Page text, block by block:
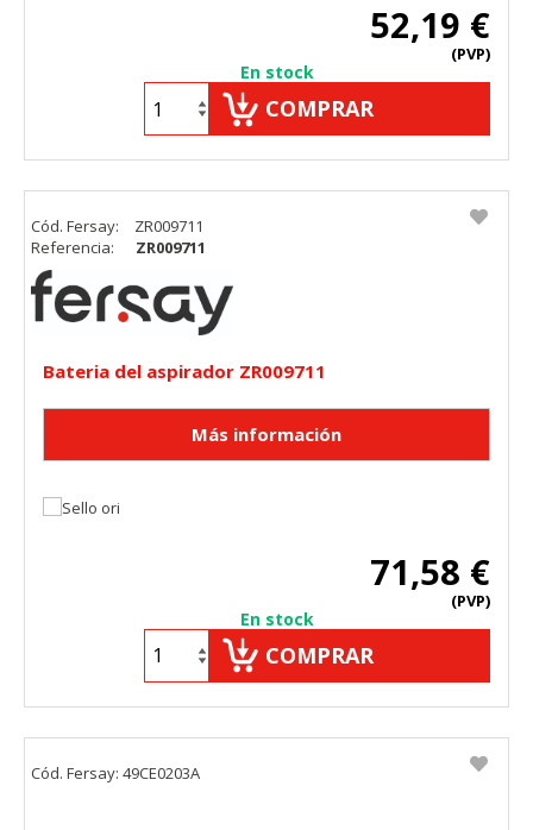
52,19 €
(PVP)
En stock
COMPRAR
Bateria del aspirador ZR009711
71,58 €
(PVP)
En stock
COMPRAR
Cód. Fersay:
ZR009711
Referencia:
ZR009711
Cód. Fersay: 49CE0203A